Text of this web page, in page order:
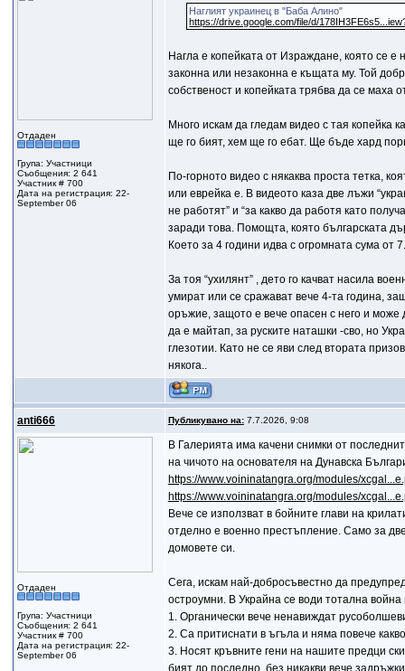
Отдаден
Група: Участници
Съобщения: 2 641
Участник # 700
Дата на регистрация: 22-
September 06
Наглият украинец в "Баба Алино"
https://drive.google.com/file/d/
Нагла е копейката от Израждане, която се
законна или незаконна е къщата му. Той
собственост и копейката трябва да се маха
Много искам да гледам видео с тая копейка
ще го бият, хем ще го ебат. Ще бъде хард
По-горното видео с някаква проста тетка,
или еврейка е. В видеото каза две лъжи
не работят” и “за какво да работя като
заради това. Помощта, която българската
Което за 4 години идва с огромната сума от
За тоя “ухилянт” , дето го качват насила
умират или се сражават вече 4-та година,
оръжие, защото е вече опасен с него и може
да е майтап, за руските наташки -сво, но
глезотии. Като не се яви след втората
някога..
anti666 Публикувано на:7.7.2026, 9:08
Отдаден
Група: Участници
Съобщения: 2 641
Участник # 700
Дата на регистрация: 22-
September 06
В Галерията има качени снимки от
на чичото на основателя на Дунавска
https://www.voininatangra.org/modules/
https://www.voininatangra.org/modules/
Вече се използват в бойните глави на
отделно е военно престъпление. Само за
домовете си.
Сега, искам най-добросъвестно да
остроумни. В Украйна се води тотална
1. Органически вече ненавиждат
2. Са притиснати в ъгъла и няма повече
3. Носят кръвните гени на нашите предци
бият до последно, без никакви вече задръжки